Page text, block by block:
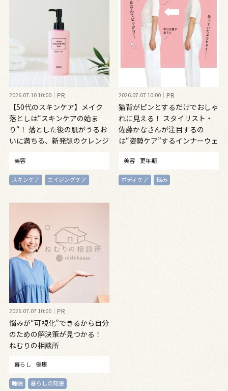
2026.07.10 10:00 PR
【50代のスキンケア】メイク
落としは“スキンケアの始ま
り“！ 落とした後の肌がうるお
いに満ちる、新発想のクレンジ
美容
スキンケア エイジングケア
2026.07.07 10:00 PR
猫背がピンとするだけでおしゃ
れに見える！ スタイリスト・
佐藤かなさんが注目するの
は“姿勢ケア”するインナーウェ
美容 更年期
ボディケア 悩み
2026.07.07 10:00 PR
悩みが“可視化”できるから自分
のための解決策が見つかる！
ねむりの相談所
暮らし 健康
睡眠 暮らしの知恵